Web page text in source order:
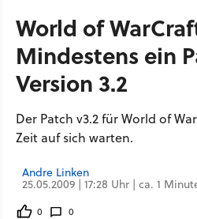
World of
Mindestens ein
Version 3.2
Der Patch v3.2 für World of
Zeit auf sich warten.
Andre Linken
25.05.2009 | 17:28 Uhr | ca. 1
0 0